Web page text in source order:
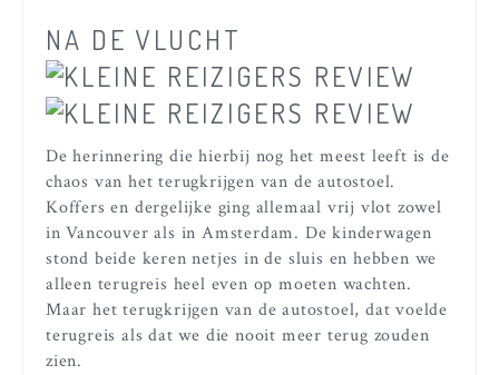
NA DE VLUCHT
De herinnering die hierbij nog het meest leeft is de
chaos van het terugkrijgen van de autostoel.
Koffers en dergelijke ging allemaal vrij vlot zowel
in Vancouver als in Amsterdam. De kinderwagen
stond beide keren netjes in de sluis en hebben we
alleen terugreis heel even op moeten wachten.
Maar het terugkrijgen van de autostoel, dat voelde
terugreis als dat we die nooit meer terug zouden
zien.